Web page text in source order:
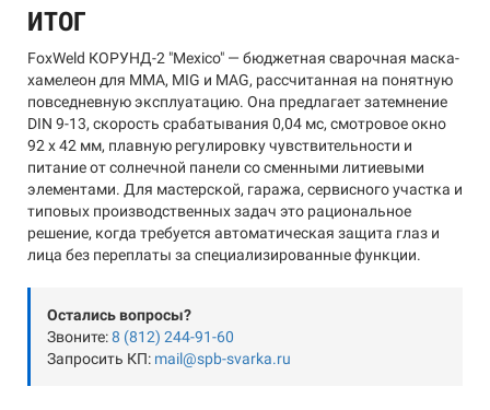
ИТОГ
FoxWeld КОРУНД-2 "Mexico" — бюджетная сварочная маска-
хамелеон для MMA, MIG и MAG, рассчитанная на понятную
повседневную эксплуатацию. Она предлагает затемнение
DIN 9-13, скорость срабатывания 0,04 мс, смотровое окно
92 x 42 мм, плавную регулировку чувствительности и
питание от солнечной панели со сменными литиевыми
элементами. Для мастерской, гаража, сервисного участка и
типовых производственных задач это рациональное
решение, когда требуется автоматическая защита глаз и
лица без переплаты за специализированные функции.
Остались вопросы?
Звоните:8 (812) 244-91-60
Запросить КП: mail@spb-svarka.ru